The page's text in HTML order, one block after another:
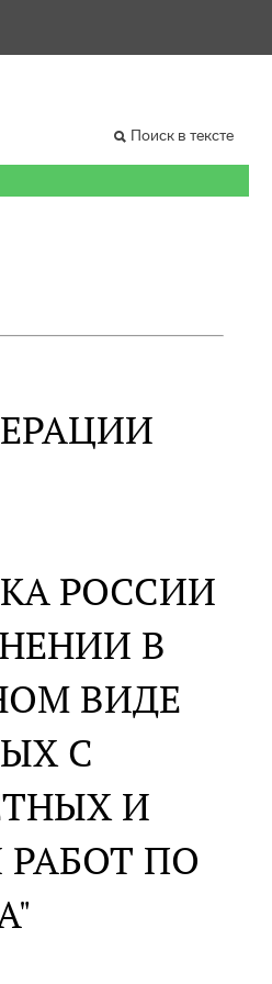
Поиск в тексте
РОССИИ
В
ВИДЕ
С
И
ПО